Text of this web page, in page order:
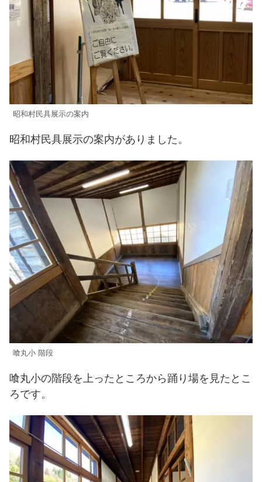
昭和村民具展示の案内
昭和村民具展示の案内がありました。
喰丸小 階段
喰丸小の階段を上ったところから踊り場を見たとこ
ろです。